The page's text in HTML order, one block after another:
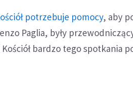
potrzebuje pomocy, aby
Paglia, były
bardzo tego spotkania